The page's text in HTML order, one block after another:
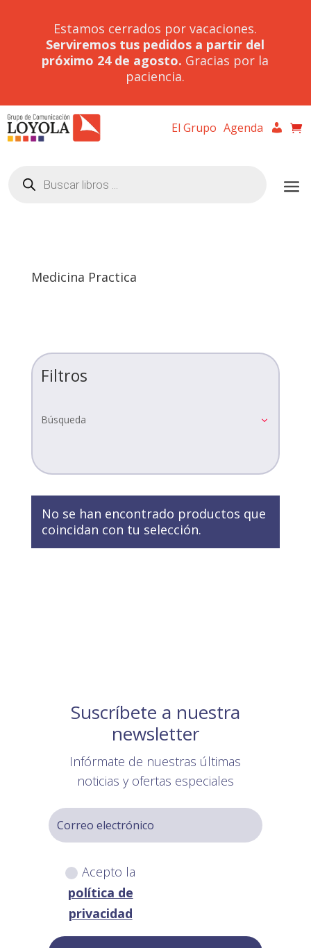
Estamos cerrados por vacaciones.
Serviremos tus pedidos a partir del
próximo 24 de agosto. Gracias por la
paciencia.
El Grupo Agenda
productos
Medicina Practica
Filtros
Búsqueda
No se han encontrado productos que
coincidan con tu selección.
Suscríbete a nuestra
newsletter
Infórmate de nuestras últimas
noticias y ofertas especiales
Acepto la
política de
privacidad